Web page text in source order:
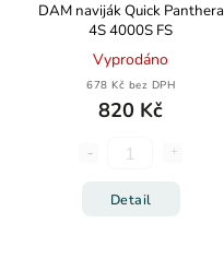
DAM naviják Quick Panthera
4S 4000S FS
Vyprodáno
678 Kč bez DPH
820 Kč
Detail